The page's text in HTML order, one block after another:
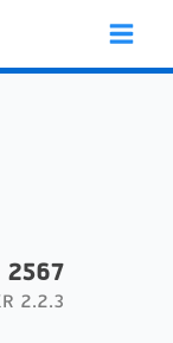
2567
2.2.3